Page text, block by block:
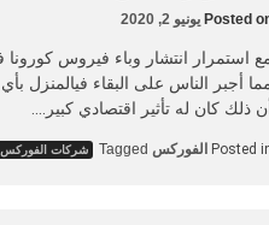
Posted يونيو 2, 2020
استمرار انتشار وباء فيروس كورونا
أجبر الناس على البقاء
ذلك كان له تأثير اقتصادي كبير.…
Posted الفوركس Tagged شركات الفوركس